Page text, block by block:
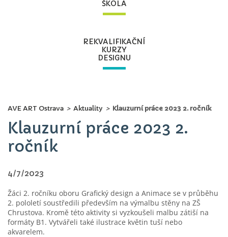
ŠKOLA
REKVALIFIKAČNÍ
KURZY
DESIGNU
AVE ART Ostrava > Aktuality > Klauzurní práce 2023 2. ročník
Klauzurní práce 2023 2.
ročník
4/7/2023
Žáci 2. ročníku oboru Grafický design a Animace se v průběhu
2. pololetí soustředili především na výmalbu stěny na ZŠ
Chrustova. Kromě této aktivity si vyzkoušeli malbu zátiší na
formáty B1. Vytvářeli také ilustrace květin tuší nebo
akvarelem.